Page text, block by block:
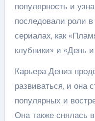
популярность и
последовали роли
сериалах, как
клубники» и «День
Карьера Дениз
развиваться, и она
популярных и
Она также снялась